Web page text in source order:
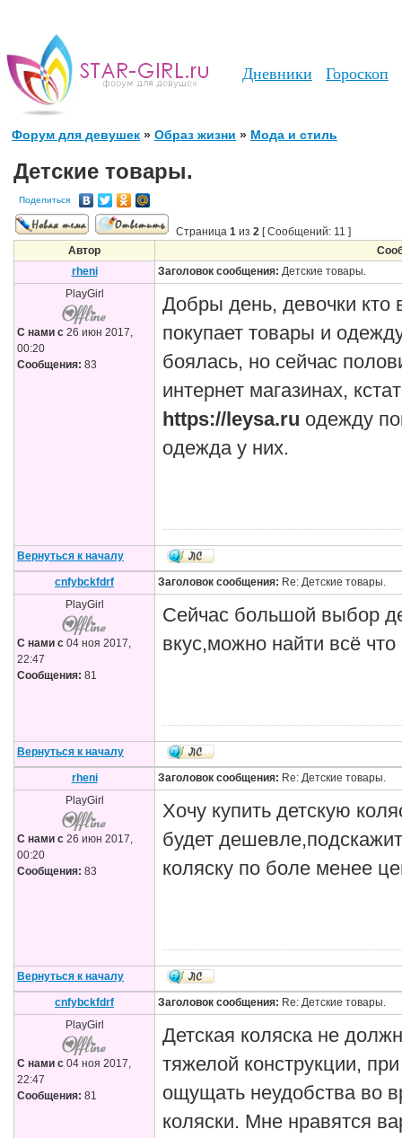
Дневники Гороскоп
Форум для девушек » Образ жизни » Мода и стиль
Детские товары.
Поделиться
Страница 1 из 2 [ Сообщений: 11 ]
Автор
rheni
Заголовок сообщения: Детские товары.
PlayGirl
С нами с 26 июн 2017,
00:20
Сообщения: 83
Добры день, девочки кто
покупает товары и
боялась, но сейчас
интернет магазинах,
https://leysa.ru одежду
одежда у них.
Вернуться к началу
cnfybckfdrf Заголовок сообщения: Re: Детские товары.
PlayGirl
С нами с 04 ноя 2017,
22:47
Сообщения: 81
Сейчас большой выбор
вкус,можно найти всё
Вернуться к началу
rheni Заголовок сообщения: Re: Детские товары.
PlayGirl
С нами с 26 июн 2017,
00:20
Сообщения: 83
Хочу купить детскую
будет
коляску по боле менее
Вернуться к началу
cnfybckfdrf Заголовок сообщения: Re: Детские товары.
PlayGirl
С нами с 04 ноя 2017,
22:47
Сообщения: 81
Детская коляска не
тяжелой конструкции,
ощущать неудобства во
коляски. Мне нравятся